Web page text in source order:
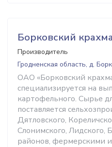
Борковский
Производитель
Гродненская область, д.
ОАО «Борковский
специализируется на
картофельного. Сырье
поставляется
Дятловского,
Слонимского, Лидского,
районов, фермерскими